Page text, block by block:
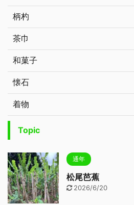
柄杓
茶巾
和菓子
懐石
着物
Topic
通年
松尾芭蕉
2026/6/20